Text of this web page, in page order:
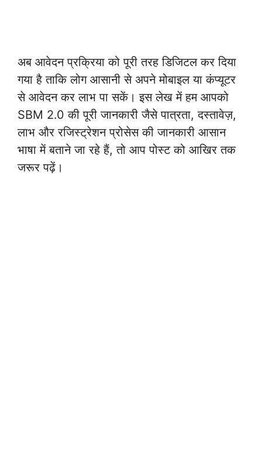
अब आवेदन प्रक्रिया को पूरी तरह डिजिटल कर दिया
गया है ताकि लोग आसानी से अपने मोबाइल या कंप्यूटर
से आवेदन कर लाभ पा सकें। इस लेख में हम आपको
SBM 2.0 की पूरी जानकारी जैसे पात्रता, दस्तावेज़,
लाभ और रजिस्ट्रेशन प्रोसेस की जानकारी आसान
भाषा में बताने जा रहे हैं, तो आप पोस्ट को आखिर तक
जरूर पढ़ें।